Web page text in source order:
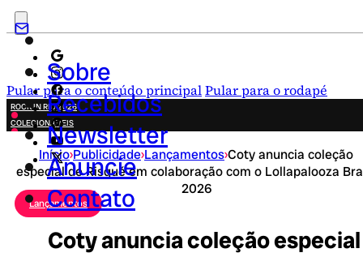
Pular para o conteúdo principalPular para o rodapé
Sobre
Recebidos
Newsletter
Anuncie
Contato
ROCK IN RIO 2026
COLECIONÁVEIS
FESTA JUNINA
NOVIDADES
CAMPANHAS CRIATIVAS
Início›Publicidade›Lançamentos›Coty anuncia coleção
especial de Risqué em colaboração com o Lollapalooza
2026
Lançamentos
Coty anuncia coleção